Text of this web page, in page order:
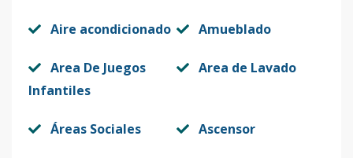
Aire acondicionado Amueblado
Area De Juegos
Infantiles
Area de Lavado
Áreas Sociales Ascensor